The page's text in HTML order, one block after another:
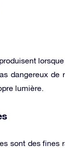
dangereux de
lumière.
sont des